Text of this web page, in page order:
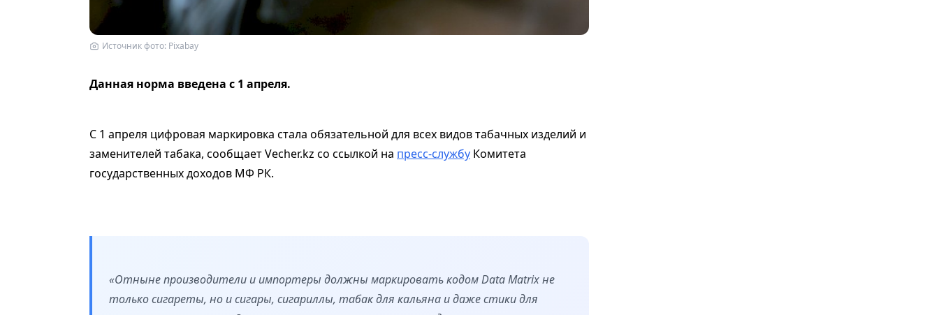
Источник фото: Рixabay
Данная норма введена с 1 апреля.
С 1 апреля цифровая маркировка стала обязательной для всех видов табачных изделий и
заменителей табака, сообщает Vecher.kz со ссылкой на пресс-службу Комитета
государственных доходов МФ РК.
«Отныне производители и импортеры должны маркировать кодом Data Matrix не
только сигареты, но и сигары, сигариллы, табак для кальяна и даже стики для